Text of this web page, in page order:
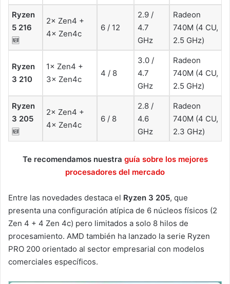
Ryzen
5 216
🆕
2× Zen4 +
4× Zen4c
6 / 12
2.9 /
4.7
GHz
Radeon
740M (4 CU,
2.5 GHz)
Ryzen
3 210
1× Zen4 +
3× Zen4c
4 / 8
3.0 /
4.7
GHz
Radeon
740M (4 CU,
2.5 GHz)
Ryzen
3 205
🆕
2× Zen4 +
4× Zen4c
6 / 8
2.8 /
4.6
GHz
Radeon
740M (4 CU,
2.3 GHz)
Te recomendamos nuestra guía sobre los mejores
procesadores del mercado
Entre las novedades destaca el Ryzen 3 205, que
presenta una configuración atípica de 6 núcleos físicos (2
Zen 4 + 4 Zen 4c) pero limitados a solo 8 hilos de
procesamiento. AMD también ha lanzado la serie Ryzen
PRO 200 orientado al sector empresarial con modelos
comerciales específicos.